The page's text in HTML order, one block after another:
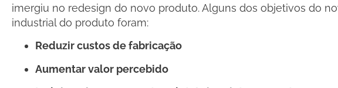
imergiu no redesign do novo produto. Alguns dos objetivos do
industrial do produto foram:
Reduzir custos de fabricação
Aumentar valor percebido